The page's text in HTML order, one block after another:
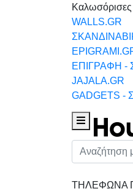
WALLS.GR
ΕΠΙΓΡΑΦΗ -
JAJALA.GR
GADGETS -
Houseart
Αναζήτηση
ΤΗΛΕΦΩΝΑ